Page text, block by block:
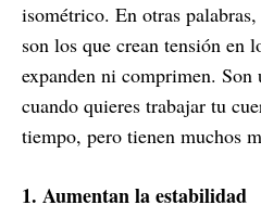
isométrico. En otras
son los que crean tensión en
expanden ni comprimen. Son
cuando quieres trabajar tu
tiempo, pero tienen muchos
1. Aumentan la estabilidad